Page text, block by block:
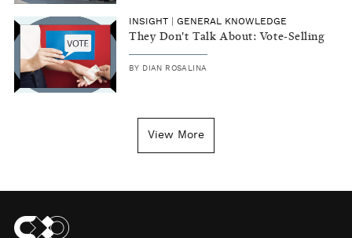
INSIGHT GENERAL KNOWLEDGE
They Don't Talk About: Vote-Selling
BY DIAN ROSALINA
View More